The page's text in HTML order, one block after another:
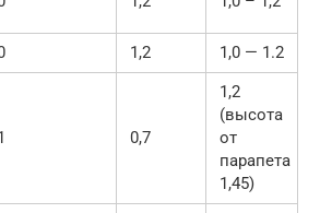
1,2 1,0 — 1.2
0,7
1,2
(высота
от
парапета
1,45)